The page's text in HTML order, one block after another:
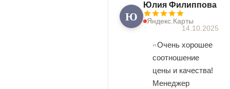
Ю
Юлия Филиппова
Яндекс.Карты
14.10.2025
Очень хорошее
соотношение
цены и качества!
Менеджер